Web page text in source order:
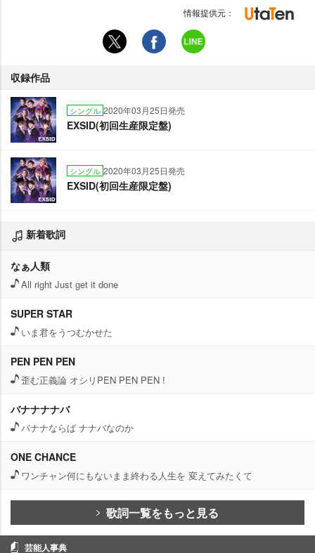
情報提供元：
収録作品
シングル 2020年03月25日発売
EXSID(初回生産限定盤)
シングル 2020年03月25日発売
EXSID(初回生産限定盤)
新着歌詞
なぁ人類
All right Just get it done
SUPER STAR
いま君をうつむかせた
PEN PEN PEN
歪む正義論 オシリPEN PEN PEN !
バナナナナバ
バナナならば ナナバなのか
ONE CHANCE
ワンチャン何にもないまま終わる人生を 変えてみたくて
歌詞一覧をもっと見る
芸能人事典